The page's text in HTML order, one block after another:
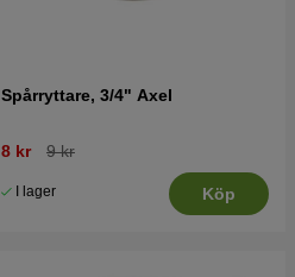
Spårryttare, 3/4" Axel
8 kr 9 kr
I lager Köp